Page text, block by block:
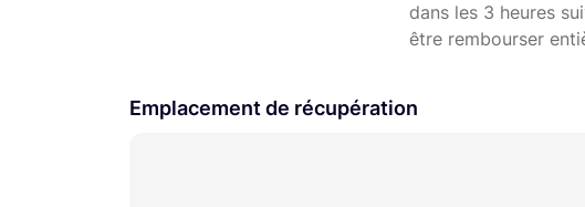
dans les 3 heures
être rembourser
Emplacement de récupération